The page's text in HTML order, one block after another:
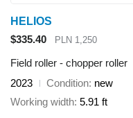
HELIOS
$335.40
PLN 1,250
Field roller - chopper roller
2023
Condition new
Working width 5.91 ft